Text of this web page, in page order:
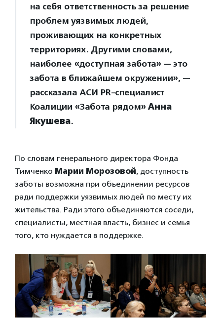
на себя ответственность за решение
проблем уязвимых людей,
проживающих на конкретных
территориях. Другими словами,
наиболее «доступная забота» — это
забота в ближайшем окружении», —
рассказала АСИ PR-специалист
Коалиции «Забота рядом»Анна
Якушева.
По словам генерального директора Фонда
Тимченко Марии Морозовой, доступность
заботы возможна при объединении ресурсов
ради поддержки уязвимых людей по месту их
жительства. Ради этого объединяются соседи,
специалисты, местная власть, бизнес и семья
того, кто нуждается в поддержке.